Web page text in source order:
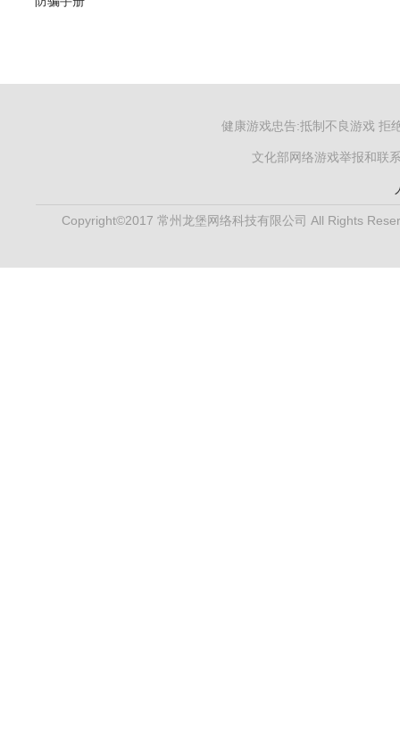
健康游戏忠告:抵制不良游戏 拒
文化部网络游戏举报和联
Copyright©2017 常州龙堡网络科技有限公司 All Rights